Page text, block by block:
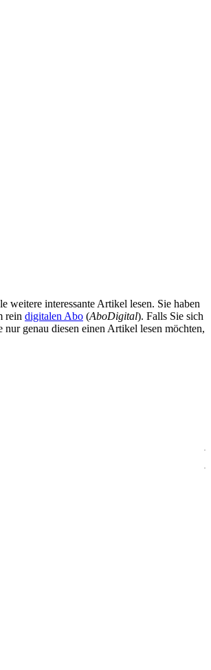
weitere interessante Artikel lesen. Sie haben
rein digitalen Abo (AboDigital). Falls Sie sich
genau diesen einen Artikel lesen möchten,